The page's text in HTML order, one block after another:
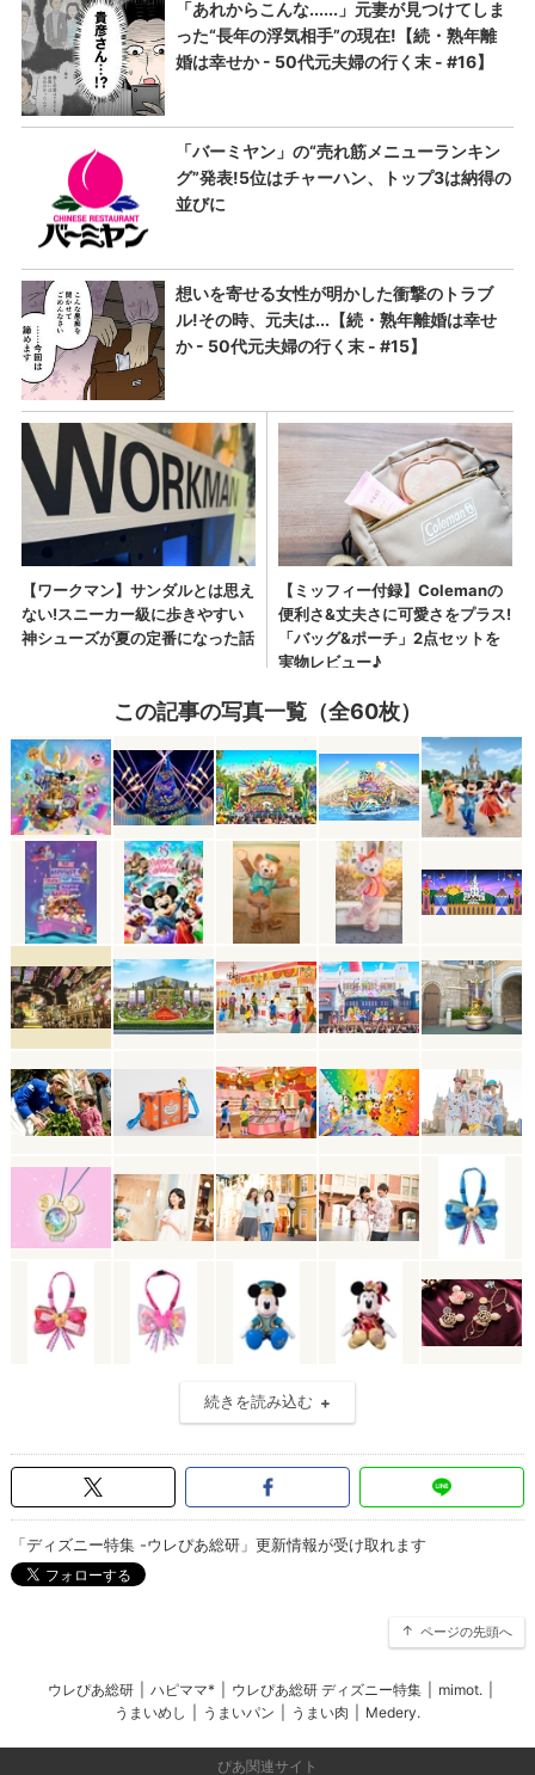
この記事の写真一覧（全60枚）
続きを読み込む
「ディズニー特集 -ウレぴあ総研」更新情報が受け取れます
ページの先頭へ
ウレぴあ総研 ハピママ* ウレぴあ総研 ディズニー特集 mimot.
うまいめし
うまいパン うまい肉 Medery.
ぴあ関連サイト